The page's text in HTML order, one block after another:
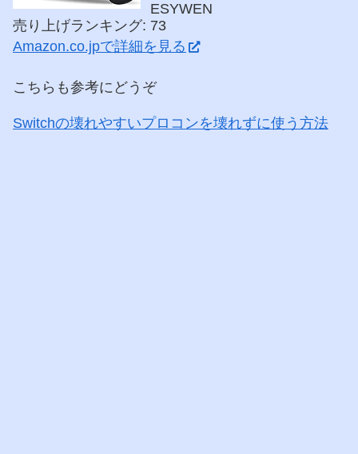
ESYWEN
売り上げランキング: 73
Amazon.co.jpで詳細を見る
こちらも参考にどうぞ
Switchの壊れやすいプロコンを壊れずに使う方法